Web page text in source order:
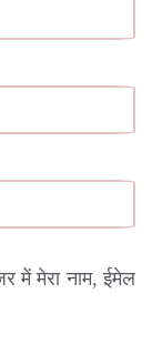
में मेरा नाम, ईमेल